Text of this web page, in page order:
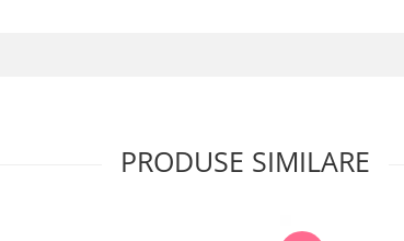
PRODUSE SIMILARE